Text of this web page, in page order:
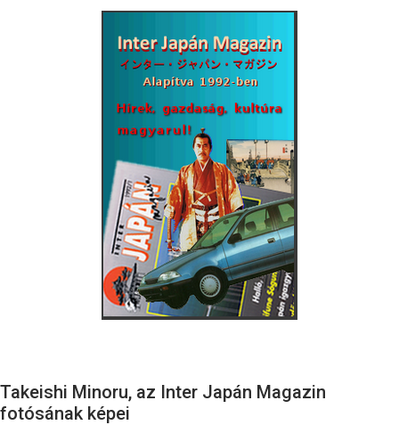
Takeishi Minoru, az Inter Japán Magazin
fotósának képei